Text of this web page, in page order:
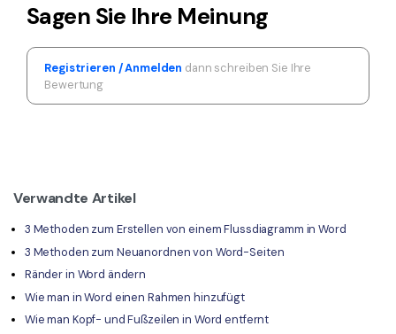
Sagen Sie Ihre Meinung
Registrieren / Anmelden dann schreiben Sie Ihre
Bewertung
Verwandte Artikel
3 Methoden zum Erstellen von einem Flussdiagramm in Word
3 Methoden zum Neuanordnen von Word-Seiten
Ränder in Word ändern
Wie man in Word einen Rahmen hinzufügt
Wie man Kopf- und Fußzeilen in Word entfernt